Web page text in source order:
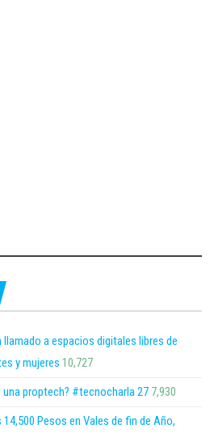
llamado a espacios digitales libres de
y mujeres 10,727
una proptech? #tecnocharla 27 7,930
Pesos en Vales de fin de Año,